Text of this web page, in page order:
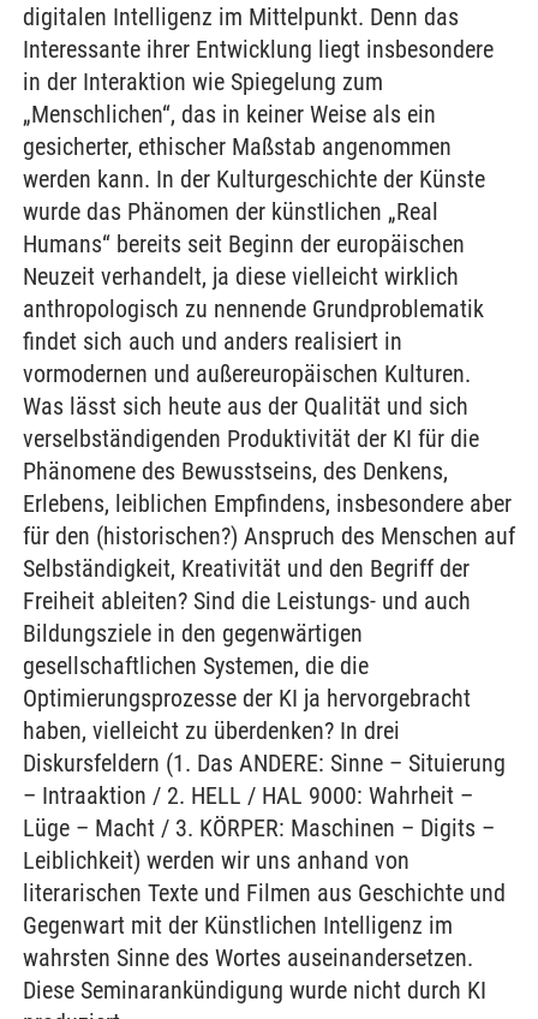
digitalen Intelligenz im Mittelpunkt. Denn das
Interessante ihrer Entwicklung liegt insbesondere
in der Interaktion wie Spiegelung zum
„Menschlichen“, das in keiner Weise als ein
gesicherter, ethischer Maßstab angenommen
werden kann. In der Kulturgeschichte der Künste
wurde das Phänomen der künstlichen „Real
Humans“ bereits seit Beginn der europäischen
Neuzeit verhandelt, ja diese vielleicht wirklich
anthropologisch zu nennende Grundproblematik
findet sich auch und anders realisiert in
vormodernen und außereuropäischen Kulturen.
Was lässt sich heute aus der Qualität und sich
verselbständigenden Produktivität der KI für die
Phänomene des Bewusstseins, des Denkens,
Erlebens, leiblichen Empfindens, insbesondere aber
für den (historischen?) Anspruch des Menschen auf
Selbständigkeit, Kreativität und den Begriff der
Freiheit ableiten? Sind die Leistungs- und auch
Bildungsziele in den gegenwärtigen
gesellschaftlichen Systemen, die die
Optimierungsprozesse der KI ja hervorgebracht
haben, vielleicht zu überdenken? In drei
Diskursfeldern (1. Das ANDERE: Sinne – Situierung
– Intraaktion / 2. HELL / HAL 9000: Wahrheit –
Lüge – Macht / 3. KÖRPER: Maschinen – Digits –
Leiblichkeit) werden wir uns anhand von
literarischen Texte und Filmen aus Geschichte und
Gegenwart mit der Künstlichen Intelligenz im
wahrsten Sinne des Wortes auseinandersetzen.
Diese Seminarankündigung wurde nicht durch KI